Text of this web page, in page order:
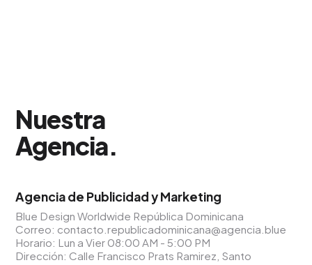
Nuestra
Agencia.
Agencia de Publicidad y Marketing
Blue Design Worldwide República Dominicana
Correo: contacto.republicadominicana@agencia.blue
Horario: Lun a Vier 08:00 AM - 5:00 PM
Dirección: Calle Francisco Prats Ramirez, Santo